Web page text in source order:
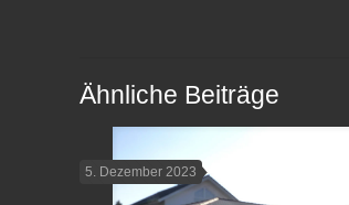
Ähnliche Beiträge
5. Dezember 2023